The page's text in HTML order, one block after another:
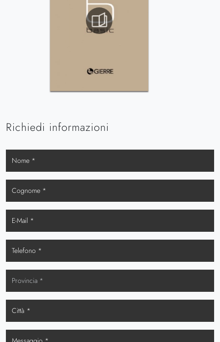
Richiedi informazioni